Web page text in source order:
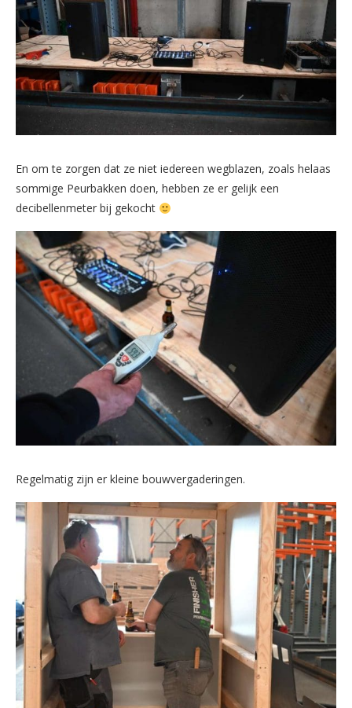
En om te zorgen dat ze niet iedereen wegblazen, zoals helaas
sommige Peurbakken doen, hebben ze er gelijk een
decibellenmeter bij gekocht
Regelmatig zijn er kleine bouwvergaderingen.